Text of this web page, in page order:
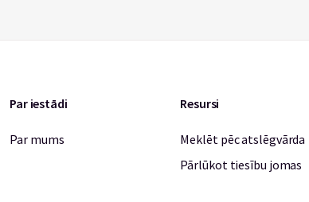
Par iestādi
Par mums
Resursi
Meklēt pēc atslēgvārda
Pārlūkot tiesību jomas